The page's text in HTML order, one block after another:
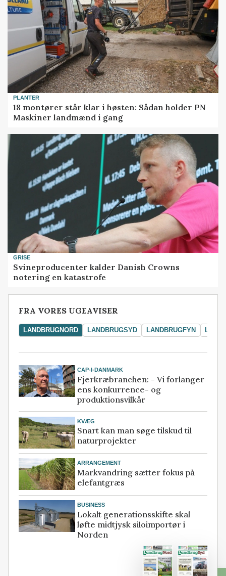
PLANTER
18 montører står klar i høsten: Sådan holder PN
Maskiner landmænd i gang
GRISE
Svineproducenter kalder Danish Crowns
notering en katastrofe
FRA VORES UGEAVISER
LANDBRUGNORD LANDBRUGSYD LANDBRUGFYN
CAP-I-DANMARK
Fjerkræbranchen: - Vi forlanger
ens konkurrence- og
produktionsvilkår
KVÆG
Snart kan man søge tilskud til
naturprojekter
ARRANGEMENT
Markvandring sætter fokus på
elefantgræs
BUSINESS
Lokalt generationsskifte skal
løfte midtjysk siloimportør i
Norden